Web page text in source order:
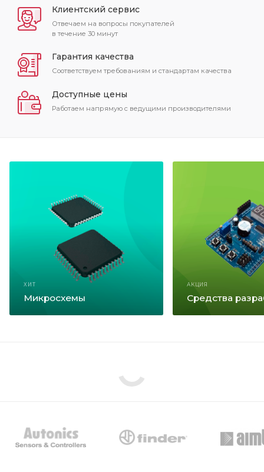
Клиентский сервис
Отвечаем на вопросы покупателей
в течение 30 минут
Гарантия качества
Соответствуем требованиям и стандартам качества
Доступные цены
Работаем напрямую с ведущими производителями
ХИТ
Микросхемы
АКЦИЯ
Средства